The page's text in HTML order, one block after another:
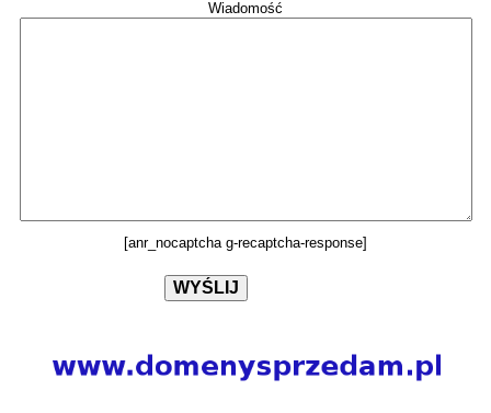
Wiadomość
[anr_nocaptcha g-recaptcha-response]